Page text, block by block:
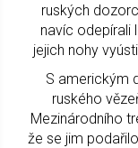
ruských
navíc odepírali
jejich nohy
S americkým
ruského
Mezinárodního
že se jim